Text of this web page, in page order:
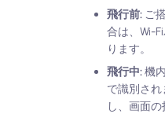
飛行前: ご
合は、Wi-
ります。
飛行中:機
で識別さ
し、画面